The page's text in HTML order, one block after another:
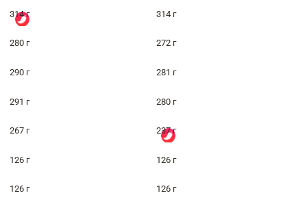
314 г 314 г
280 г 272 г
290 г 281 г
291 г 280 г
267 г 237 г
126 г 126 г
126 г 126 г